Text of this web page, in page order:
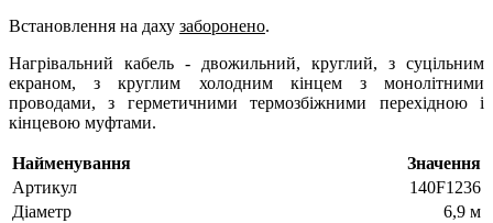
Встановлення на даху заборонено.
Нагрівальний кабель - двожильний, круглий, з суцільним
екраном, з круглим холодним кінцем з монолітними
проводами, з герметичними термозбіжними перехідною і
кінцевою муфтами.
Найменування
Значення
Артикул
140F1236
Діаметр
6,9 м